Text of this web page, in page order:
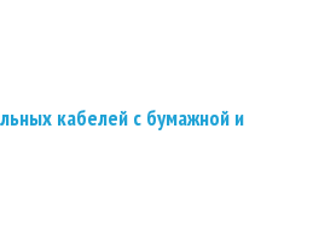
кабелей с бумажной и